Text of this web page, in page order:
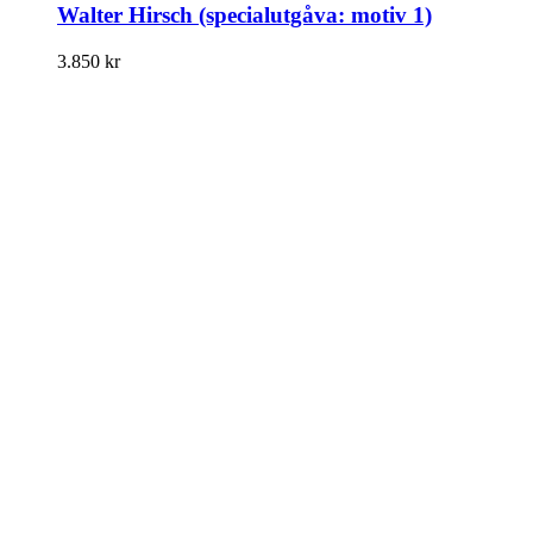
Walter Hirsch (specialutgåva: motiv 1)
3.850 kr